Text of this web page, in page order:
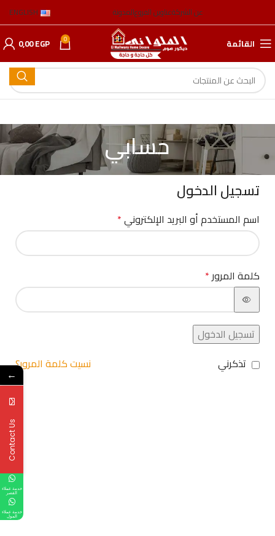
عن الشركةعناوين الفروعالمدونة ENGLISH
القائمة 0
0,00EGP
حسابي
تسجيل الدخول
اسم المستخدم أو البريد الإلكتروني*
كلمة المرور*
تسجيل الدخول
نسيت كلمة المرور؟
تذكرني
←
Contact Us
خدمة عملاء
القصر
خدمة عملاء
المول